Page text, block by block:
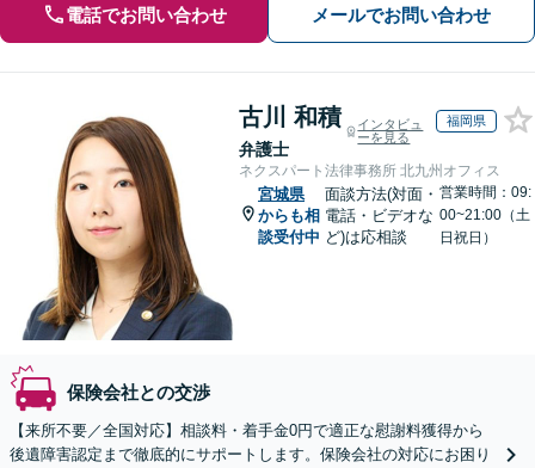
電話でお問い合わせ メールでお問い合わせ
古川 和積
弁護士
インタビュ
ーを見る
福岡県
ネクスパート法律事務所 北九州オフィス
宮城県
からも相
談受付中
面談方法(対面・
電話・ビデオな
ど)は応相談
営業時間：09:
00~21:00（土
日祝日）
保険会社との交渉
【来所不要／全国対応】相談料・着手金0円で適正な慰謝料獲得から
後遺障害認定まで徹底的にサポートします。保険会社の対応にお困り